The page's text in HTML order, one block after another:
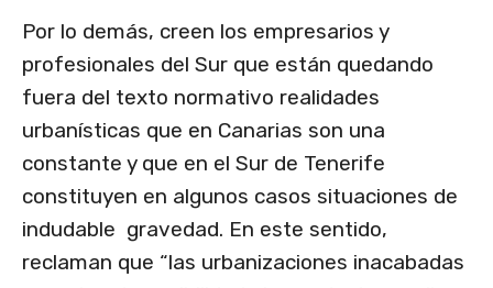
Por lo demás, creen los empresarios y
profesionales del Sur que están quedando
fuera del texto normativo realidades
urbanísticas que en Canarias son una
constante y que en el Sur de Tenerife
constituyen en algunos casos situaciones de
indudable gravedad. En este sentido,
reclaman que “las urbanizaciones inacabadas